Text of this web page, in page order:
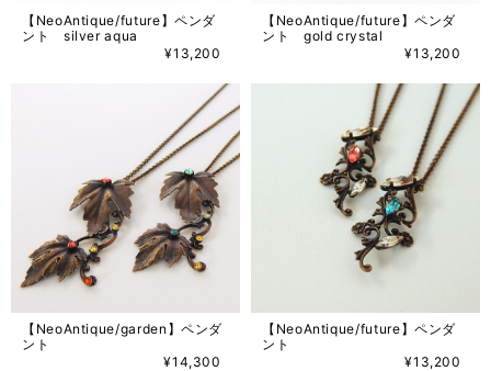
【NeoAntique/future】ペンダ
ント silver aqua
¥13,200
【NeoAntique/future】ペンダ
ント gold crystal
¥13,200
【NeoAntique/garden】ペンダ
ント
¥14,300
【NeoAntique/future】ペンダ
ント
¥13,200